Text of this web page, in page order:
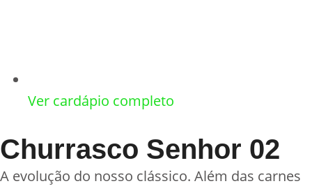
Ver cardápio completo
Churrasco Senhor 02
A evolução do nosso clássico. Além das carnes